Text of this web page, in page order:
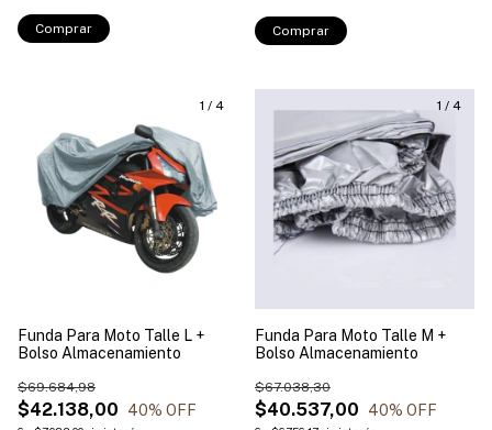
Comprar Comprar
1 / 4
Funda Para Moto Talle L +
Bolso Almacenamiento
$42.138,00
$69.684,98
40% OFF
1 / 4
Funda Para Moto Talle M +
Bolso Almacenamiento
$40.537,00
$67.038,30
40% OFF